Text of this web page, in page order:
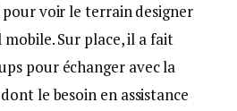
voir le terrain designer
Sur place, il a fait
pour échanger avec la
le besoin en assistance